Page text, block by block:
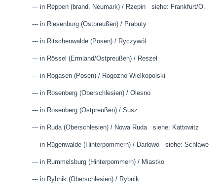
--- in Reppen (brand. Neumark) / Rzepin siehe: Frankfurt/O.
--- in Riesenburg (Ostpreußen) / Prabuty
--- in Ritschenwalde (Posen) / Ryczywól
--- in Rössel (Ermland/Ostpreußen) / Reszel
--- in Rogasen (Posen) / Rogozno Wielkopolski
--- in Rosenberg (Oberschlesien) / Olesno
--- in Rosenberg (Ostpreußen) / Susz
--- in Ruda (Oberschlesien) / Nowa Ruda siehe: Kattowitz
--- in Rügenwalde (Hinterpommern) / Darlowo siehe: Schlawe
--- in Rummelsburg (Hinterpommern) / Miastko
--- in Rybnik (Oberschlesien) / Rybnik